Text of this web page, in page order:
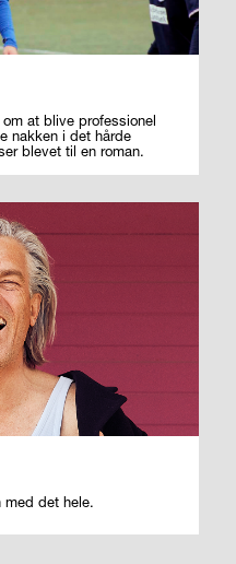
at blive professionel
nakken i det hårde
blevet til en roman.
med det hele.